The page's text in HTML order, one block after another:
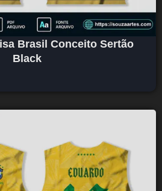
Brasil Conceito Sertão
Black